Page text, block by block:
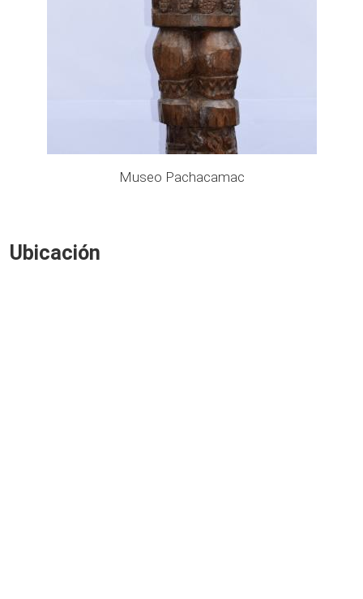
Museo Pachacamac
Ubicación